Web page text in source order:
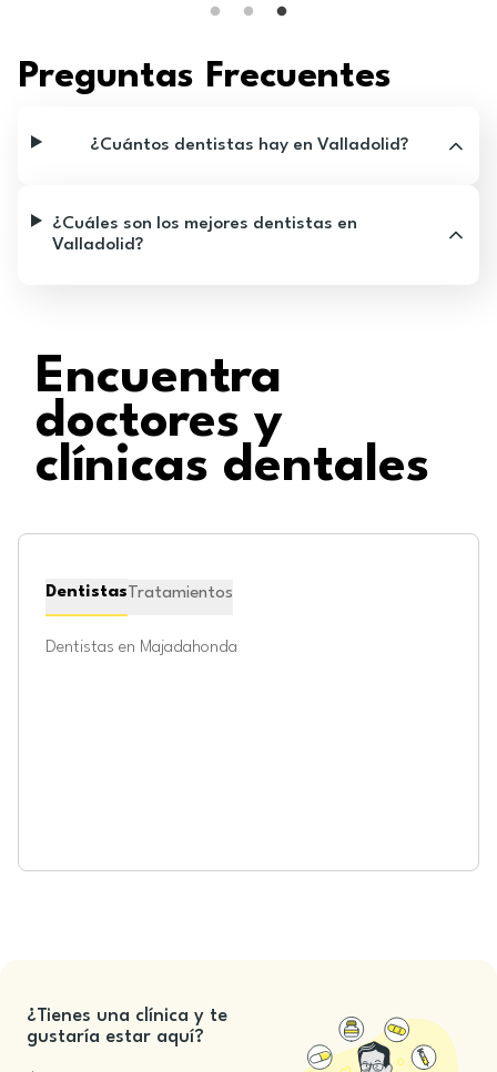
he sentido así en otros
esperábamos, pero siempre
mi, dando lo mejor, y con muy
haber quedado mejor, estoy
Preguntas Frecuentes
¿Cuántos dentistas hay en Valladolid?
¿Cuáles son los mejores dentistas en
Valladolid?
Encuentra
doctores y
clínicas dentales
DentistasTratamientos
Dentistas en Majadahonda
¿Tienes una clínica y te
gustaría estar aquí?